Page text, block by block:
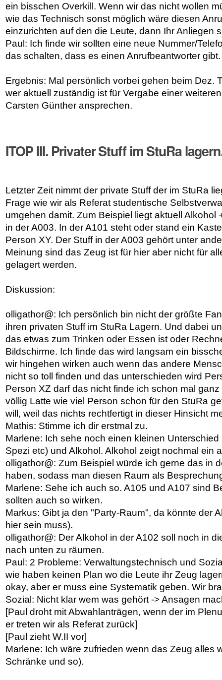
ein bisschen Overkill. Wenn wir das nicht wollen
wie das Technisch sonst möglich wäre diesen
einzurichten auf den die Leute, dann Ihr Anliegen
Paul: Ich finde wir sollten eine neue Nummer/
das schalten, dass es einen Anrufbeantworter gibt.
Ergebnis: Mal persönlich vorbei gehen beim Dez.
wer aktuell zuständig ist für Vergabe einer
Carsten Günther ansprechen.
ITOP III. Privater Stuff im StuRa
Letzter Zeit nimmt der private Stuff der im StuRa
Frage wie wir als Referat studentische
umgehen damit. Zum Beispiel liegt aktuell Alkohol
in der A003. In der A101 steht oder stand ein
Person XY. Der Stuff in der A003 gehört unter
Meinung sind das Zeug ist für hier aber nicht für
gelagert werden.
Diskussion:
olligathor@: Ich persönlich bin nicht der größte
ihren privaten Stuff im StuRa Lagern. Und dabei
das etwas zum Trinken oder Essen ist oder
Bildschirme. Ich finde das wird langsam ein
wir hingehen wirken auch wenn das andere
nicht so toll finden und das unterschieden wird
Person XZ darf das nicht finde ich schon mal
völlig Latte wie viel Person schon für den StuRa
will, weil das nichts rechtfertigt in dieser Hinsicht
Mathis: Stimme ich dir erstmal zu.
Marlene: Ich sehe noch einen kleinen
Spezi etc) und Alkohol. Alkohol zeigt nochmal ein
olligathor@: Zum Beispiel würde ich gerne das in
haben, sodass man diesen Raum als
Marlene: Sehe ich auch so. A105 und A107 sind
sollten auch so wirken.
Markus: Gibt ja den "Party-Raum", da könnte der
hier sein muss).
olligathor@: Der Alkohol in der A102 soll noch in
nach unten zu räumen.
Paul: 2 Probleme: Verwaltungstechnisch und
wie haben keinen Plan wo die Leute ihr Zeug
okay, aber er muss eine Systematik geben. Wir
Sozial: Nicht klar wem was gehört -> Ansagen
[Paul droht mit Abwahlanträgen, wenn der im
er treten wir als Referat zurück]
[Paul zieht W.II vor]
Marlene: Ich wäre zufrieden wenn das Zeug alles
Schränke und so).